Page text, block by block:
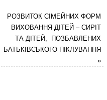
РОЗВИТОК СІМЕЙНИХ ФОРМ
ВИХОВАННЯ ДІТЕЙ – СИРІТ
ТА ДІТЕЙ, ПОЗБАВЛЕНИХ
БАТЬКІВСЬКОГО ПІКЛУВАННЯ
»